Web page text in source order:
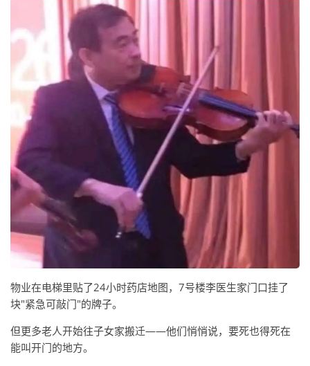
物业在电梯里贴了24小时药店地图，7号楼李医生家门口挂了
块"紧急可敲门"的牌子。
但更多老人开始往子女家搬迁——他们悄悄说，要死也得死在
能叫开门的地方。